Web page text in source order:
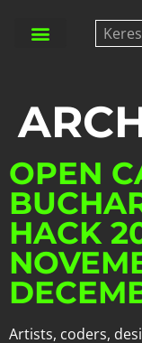
OPEN
HACK
Artists, coders,